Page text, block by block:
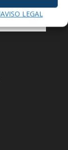
AVISO LEGAL